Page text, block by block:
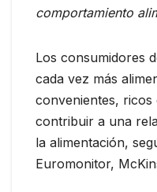
comportamiento
Los consumidores
cada vez más
convenientes,
contribuir a una
la alimentación,
Euromonitor,